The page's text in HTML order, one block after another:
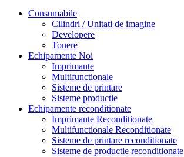
Consumabile
Cilindri / Unitati de imagine
Developere
Tonere
Echipamente Noi
Imprimante
Multifunctionale
Sisteme de printare
Sisteme productie
Echipamente reconditionate
Imprimante Reconditionate
Multifunctionale Reconditionate
Sisteme de printare reconditionate
Sisteme de productie reconditionate